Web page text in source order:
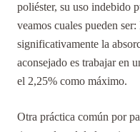
poliéster, su uso indebido
veamos cuales pueden
significativamente la
aconsejado es trabajar en
el 2,25% como máximo.
Otra práctica común por